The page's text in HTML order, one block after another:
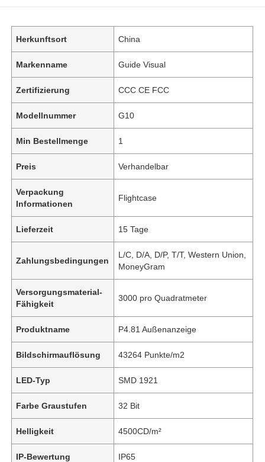
Herkunftsort China
Markenname Guide Visual
Zertifizierung CCC CE FCC
Modellnummer G10
Min Bestellmenge 1
Preis Verhandelbar
Verpackung
Informationen
Flightcase
Lieferzeit 15 Tage
Zahlungsbedingungen
L/C, D/A, D/P, T/T, Western Union,
MoneyGram
Versorgungsmaterial-
Fähigkeit
3000 pro Quadratmeter
Produktname P4.81 Außenanzeige
Bildschirmauflösung 43264 Punkte/m2
LED-Typ SMD 1921
Farbe Graustufen 32 Bit
Helligkeit 4500CD/m²
IP-Bewertung IP65